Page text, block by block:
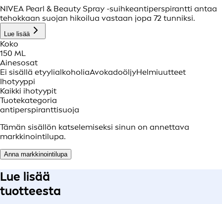
NIVEA Pearl & Beauty Spray -suihkeantiperspirantti antaa
tehokkaan suojan hikoilua vastaan jopa 72 tunniksi.
Lue lisää
Koko
150 ML
Ainesosat
Ei sisällä etyylialkoholiaAvokadoöljyHelmiuutteet
Ihotyyppi
Kaikki ihotyypit
Tuotekategoria
antiperspiranttisuoja
Tämän sisällön katselemiseksi sinun on annettava
markkinointilupa.
Anna markkinointilupa
Lue lisää
tuotteesta